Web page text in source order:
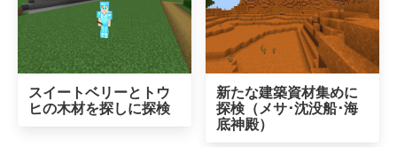
スイートベリーとトウ
ヒの木材を探しに探検
新たな建築資材集めに
探検（メサ･沈没船･海
底神殿）